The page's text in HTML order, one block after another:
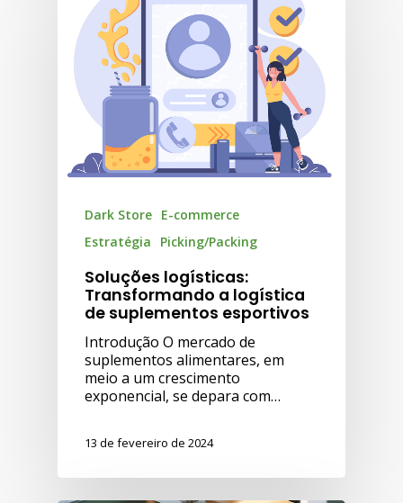
Dark Store E-commerce
Estratégia
Picking/Packing
Soluções logísticas:
Transformando a logística
de suplementos esportivos
Introdução O mercado de
suplementos alimentares, em
meio a um crescimento
exponencial, se depara com…
13 de fevereiro de 2024